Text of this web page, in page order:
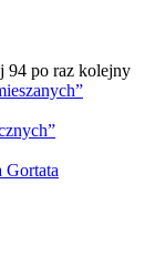
94 po raz kolejny
Gortata